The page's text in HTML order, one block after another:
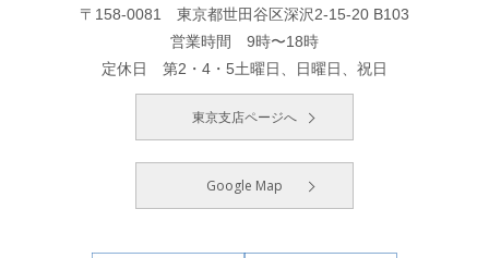
〒158-0081 東京都世田谷区深沢2-15-20 B103
営業時間 9時〜18時
定休日 第2・4・5土曜日、日曜日、祝日
東京支店ページへ
Google Map